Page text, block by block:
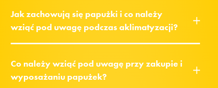
Jak zachowują się papużki i co należy
wziąć pod uwagę podczas aklimatyzacji?
Co należy wziąć pod uwagę przy zakupie i
wyposażaniu papużek?